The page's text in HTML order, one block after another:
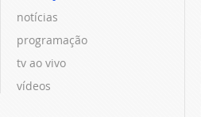
notícias
programação
tv ao vivo
vídeos